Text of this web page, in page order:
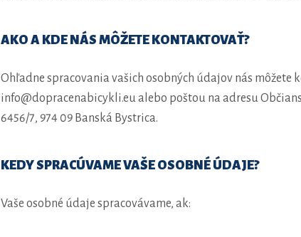
AKO A KDE NÁS MÔŽETE KONTAKTOVAŤ?
Ohľadne spracovania vašich osobných údajov nás môžete
info@dopracenabicykli.eu alebo poštou na adresu
6456/7, 974 09 Banská Bystrica.
KEDY SPRACÚVAME VAŠE OSOBNÉ ÚDAJE?
Vaše osobné údaje spracovávame, ak: